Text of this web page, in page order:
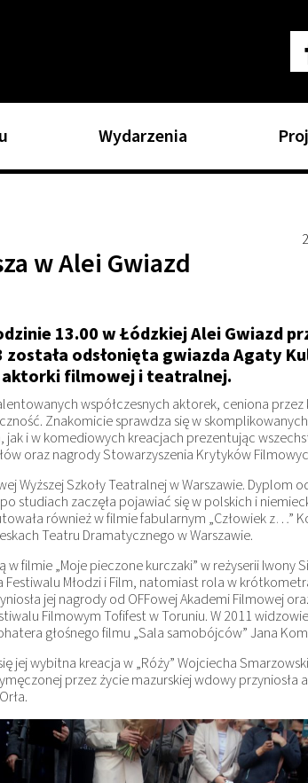
Wydarzenia
w Alei Gwiazd
13.00 w Łódzkiej Alei Gwiazd
odsłonięta gwiazda Agaty
aktorki filmowej i teatralnej.
współczesnych aktorek, ceniona
Znakomicie sprawdza się w
i w komediowych kreacjach prezentując
oraz nagrody Stowarzyszenia Krytyków
Wyższej Szkoły Teatralnej w Warszawie. Dyplom
studiach zaczęła pojawiać się w polskich i
również w filmie fabularnym „Człowiek z…”
Teatru Dramatycznego w Warszawie.
w filmie „Moje pieczone kurczaki” w reżyserii Iwony
Festiwalu Młodzi i Film, natomiast rola w
jej nagrody od OFFowej Akademi Filmowej
Filmowym Tofifest w Toruniu. W 2011
głośnego filmu „Sala samobójców” Jana
jej wybitna kreacja w „Róży” Wojciecha
przez życie mazurskiej wdowy przyniosła